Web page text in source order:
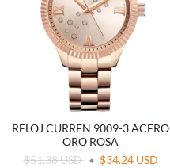
RELOJ CURREN 9009-3 ACERO
ORO ROSA
$51.38 USD
$34.24 USD